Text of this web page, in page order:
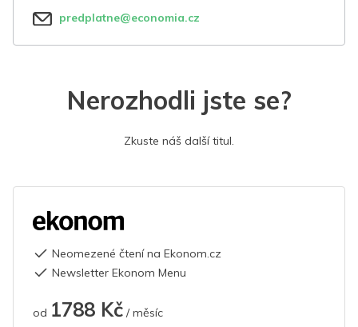
predplatne@economia.cz
Nerozhodli jste se?
Zkuste náš další titul.
Neomezené čtení na Ekonom.cz
Newsletter Ekonom Menu
od 1788 Kč / měsíc